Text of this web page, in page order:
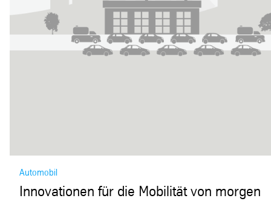
Automobil
Innovationen für die Mobilität von morgen